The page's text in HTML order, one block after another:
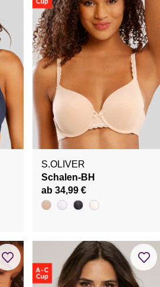
S.OLIVER
Schalen-BH
ab 34,99 €